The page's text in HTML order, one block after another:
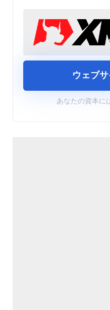
ウェブ
あなたの資本に